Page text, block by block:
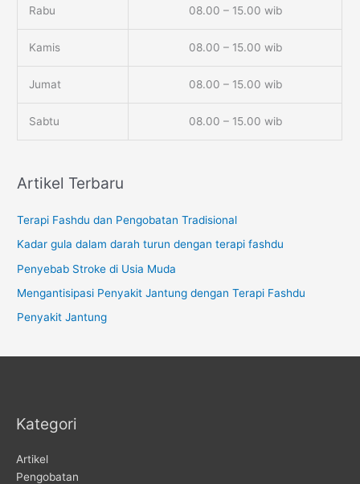
Rabu 08.00 – 15.00 wib
Kamis 08.00 – 15.00 wib
Jumat 08.00 – 15.00 wib
Sabtu 08.00 – 15.00 wib
Artikel Terbaru
Terapi Fashdu dan Pengobatan Tradisional
Kadar gula dalam darah turun dengan terapi fashdu
Penyebab Stroke di Usia Muda
Mengantisipasi Penyakit Jantung dengan Terapi Fashdu
Penyakit Jantung
Kategori
Artikel
Pengobatan